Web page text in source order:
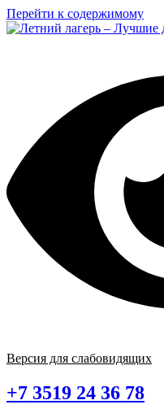
Перейти к содержимому
Версия для слабовидящих
+7 3519 24 36 78